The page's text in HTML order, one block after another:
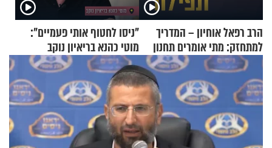
הרב רפאל אוחיון – המדריך
למתחזק: מתי אומרים תחנון
ואיך עולים לתורה?
"ניסו לחטוף אותי פעמיים":
מוטי כהנא בריאיון נוקב